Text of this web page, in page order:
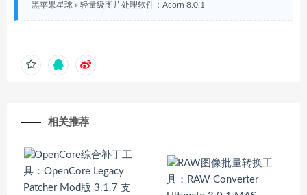
黑苹果星球 » 轻量级图片处理软件：Acorn 8.0.1
相关推荐